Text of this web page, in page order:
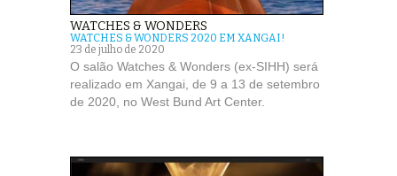
WATCHES & WONDERS
WATCHES & WONDERS 2020 EM XANGAI!
23 de julho de 2020
O salão Watches & Wonders (ex-SIHH) será
realizado em Xangai, de 9 a 13 de setembro
de 2020, no West Bund Art Center.